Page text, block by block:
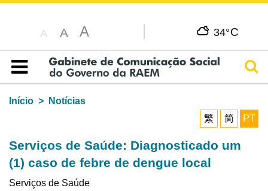
A A A 34°C
Índice
Início
Notícias
繁
简 PT
Serviços de Saúde: Diagnosticado um
(1) caso de febre de dengue local
Serviços de Saúde